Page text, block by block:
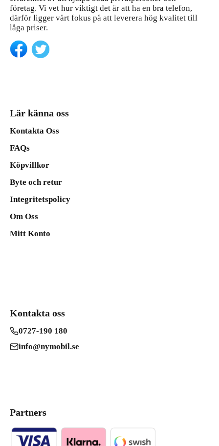
företag. Vi vet hur viktigt det är att ha en bra telefon,
därför ligger vårt fokus på att leverera hög kvalitet till
låga priser.
Lär känna oss
Kontakta Oss
FAQs
Köpvillkor
Byte och retur
Integritetspolicy
Om Oss
Mitt Konto
Kontakta oss
0727-190 180
info@nymobil.se
Partners